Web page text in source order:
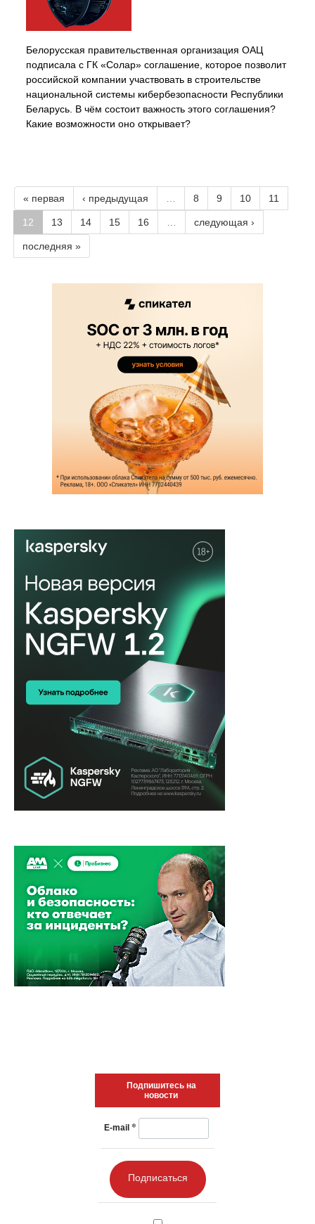
Белорусская правительственная организация ОАЦ
подписала с ГК «Солар» соглашение, которое позволит
российской компании участвовать в строительстве
национальной системы кибербезопасности Республики
Беларусь. В чём состоит важность этого соглашения?
Какие возможности оно открывает?
« первая ‹ предыдущая 8 9 10 11
12 13 14 15 16 следующая ›
последняя »
Подпишитесь на
новости
E-mail *
Подписаться